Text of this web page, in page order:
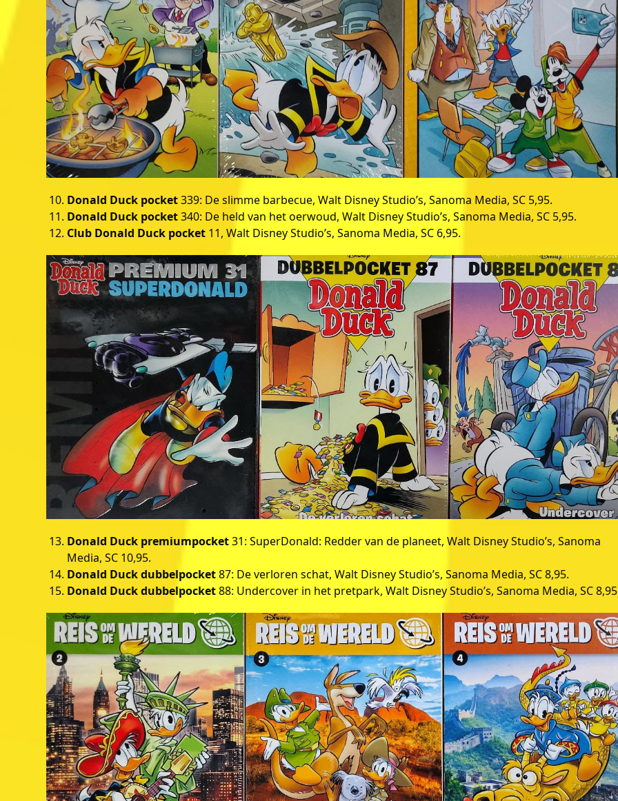
Donald Duck pocket339: De slimme barbecue, Walt Disney Studio’s, Sanoma Media, SC 5,95.
Donald Duck pocket340: De held van het oerwoud, Walt Disney Studio’s, Sanoma Media, SC 5,95.
Club Donald Duck pocket 11, Walt Disney Studio’s, Sanoma Media, SC 6,95.
Donald Duck premiumpocket31: SuperDonald: Redder van de planeet, Walt Disney Studio’s, Sanoma
Media, SC 10,95.
Donald Duck dubbelpocket87: De verloren schat, Walt Disney Studio’s, Sanoma Media, SC 8,95.
Donald Duck dubbelpocket88: Undercover in het pretpark, Walt Disney Studio’s, Sanoma Media, SC